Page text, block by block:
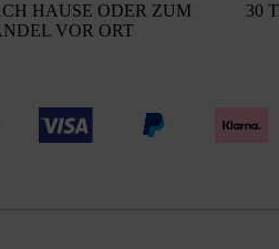
HAUSE ODER ZUM
VOR ORT
30